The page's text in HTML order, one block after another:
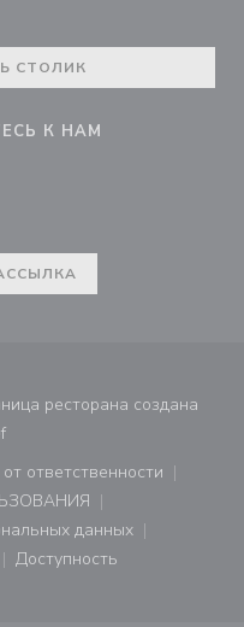
СТОЛИК
К НАМ
((открывается в
ресторана создана
((открывается в новом окне))
ответственности
в новом окне))
в новом окне))
данных
в новом окне))
в новом окне))
Доступность
((открывается в